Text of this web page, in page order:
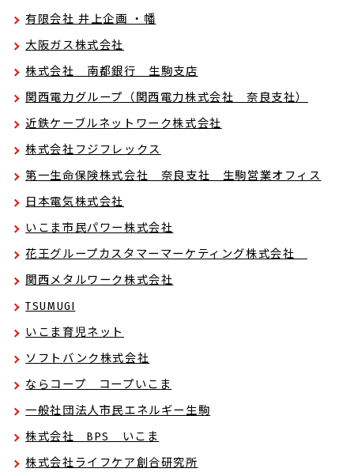
有限会社 井上企画 ・幡
大阪ガス株式会社
株式会社 南都銀行 生駒支店
関西電力グループ（関西電力株式会社 奈良支社）
近鉄ケーブルネットワーク株式会社
株式会社フジフレックス
第一生命保険株式会社 奈良支社 生駒営業オフィス
日本電気株式会社
いこま市民パワー株式会社
花王グループカスタマーマーケティング株式会社
関西メタルワーク株式会社
TSUMUGI
いこま育児ネット
ソフトバンク株式会社
ならコープ コープいこま
一般社団法人市民エネルギー生駒
株式会社 BPS いこま
株式会社ライフケア創合研究所